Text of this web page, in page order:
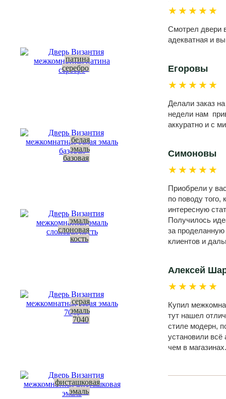
патина
серебро
белая
эмаль
базовая
эмаль
слоновая
кость
серая
эмаль
7040
фисташковая
эмаль
★★★★★
Смотрел двери
адекватная и
Егоровы
★★★★★
Делали заказ
недели нам
аккуратно и с
Симоновы
★★★★★
Приобрели у
по поводу
интересную
Получилось
за
клиентов и
Алексей
★★★★★
Купил
тут нашел
стиле модерн,
установили
чем в